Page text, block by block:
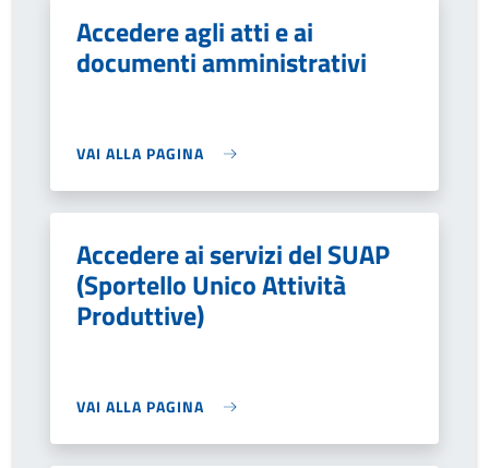
Accedere agli atti e ai
documenti amministrativi
VAI ALLA PAGINA
Accedere ai servizi del SUAP
(Sportello Unico Attività
Produttive)
VAI ALLA PAGINA